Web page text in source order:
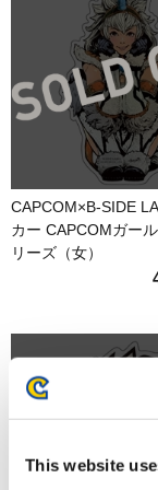
This website
CAPCOM×B-SIDE
カー CAPCOMガー
リーズ（女）